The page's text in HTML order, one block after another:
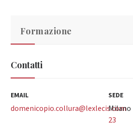
Formazione
Contatti
EMAIL
domenicopio.collura@lexlecis.com
SEDE
Milano
23